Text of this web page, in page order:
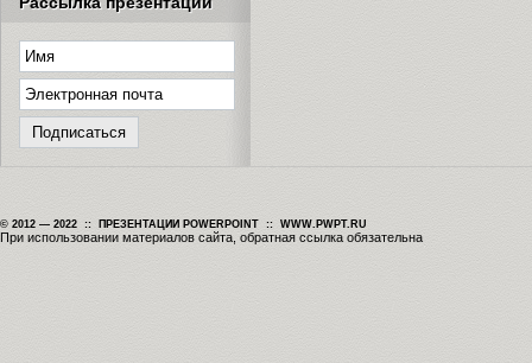
© 2012 — 2022 :: ПРЕЗЕНТАЦИИ POWERPOINT :: WWW.PWPT.RU
При использовании материалов сайта, обратная ссылка обязательна